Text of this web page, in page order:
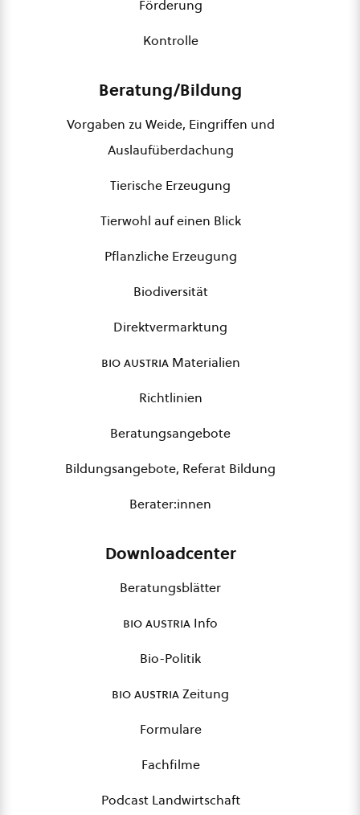
Förderung
Kontrolle
Beratung/Bildung
Vorgaben zu Weide, Eingriffen und
Auslaufüberdachung
Tierische Erzeugung
Tierwohl auf einen Blick
Pflanzliche Erzeugung
Biodiversität
Direktvermarktung
bio austriaMaterialien
Richtlinien
Beratungsangebote
Bildungsangebote, Referat Bildung
Berater:innen
Downloadcenter
Beratungsblätter
bio austria Info
Bio-Politik
bio austriaZeitung
Formulare
Fachfilme
Podcast Landwirtschaft